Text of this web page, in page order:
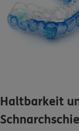
Haltbarkeit